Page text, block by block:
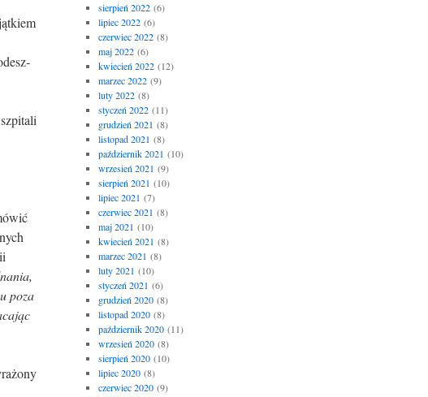
poza
sierpień 2022(6)
lipiec 2022(6)
czerwiec 2022(8)
maj 2022(6)
kwiecień 2022(12)
marzec 2022(9)
luty 2022(8)
styczeń 2022(11)
grudzień 2021 (8)
listopad 2021 (8)
październik 2021 (10)
wrzesień 2021 (9)
sierpień 2021 (10)
lipiec 2021 (7)
czerwiec 2021 (8)
maj 2021 (10)
kwiecień 2021 (8)
marzec 2021 (8)
luty 2021 (10)
styczeń 2021 (6)
grudzień 2020(8)
listopad 2020(8)
październik 2020(11)
wrzesień 2020(8)
sierpień 2020(10)
lipiec 2020(8)
czerwiec 2020(9)